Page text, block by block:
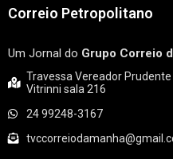
Correio Petropolitano
Um Jornal do Grupo Correio
Travessa Vereador Prudente
Vitrinni sala 216
24 99248-3167